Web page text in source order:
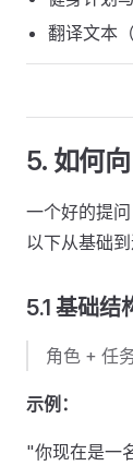
翻译文本
5. 如何
一个好的提
以下从基础到
5.1 基础
角色 + 任
示例：
"你现在是一